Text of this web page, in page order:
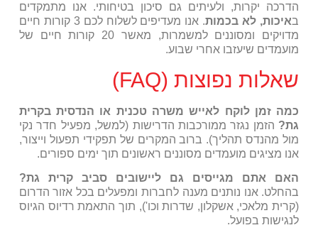
הדרכה יקרות, ולעיתים גם סיכון בטיחותי. אנו מתמקדים
באיכות, לא בכמות
. אנו מעדיפים לשלוח לכם 3 קורות חיים
מדויקים ומסוננים למשמרות, מאשר 20 קורות חיים של
מועמדים שיעזבו אחרי שבוע.
שאלות נפוצות (FAQ)
כמה זמן לוקח לאייש משרה טכנית או הנדסית בקרית
גת? הזמן נגזר ממורכבות הדרישות (למשל, מפעיל חדר נקי
מול מהנדס תהליך). ברוב המקרים של תפקידי תפעול וייצור,
אנו מציגים מועמדים מסוננים ראשונים תוך ימים ספורים.
האם אתם מגייסים גם ליישובים סביב קרית גת?
בהחלט. אנו נותנים מענה לחברות ומפעלים בכל אזור הדרום
(קרית מלאכי, אשקלון, שדרות וכו'), תוך התאמת רדיוס הגיוס
לנגישות בפועל.